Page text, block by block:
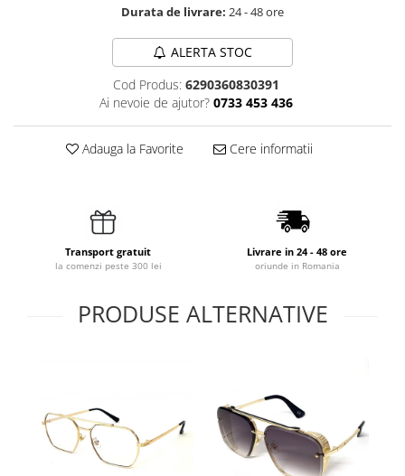
Durata de livrare: 24 - 48 ore
ALERTA STOC
Cod Produs: 6290360830391
Ai nevoie de ajutor? 0733 453 436
Adauga la Favorite Cere informatii
Transport gratuit
la comenzi peste 300 lei
Livrare in 24 - 48 ore
oriunde in Romania
PRODUSE ALTERNATIVE